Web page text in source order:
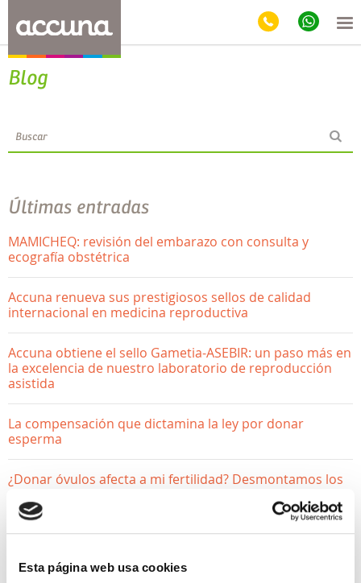
Esta página web usa cookies
Blog
Últimas entradas
MAMICHEQ: revisión del embarazo con consulta y
ecografía obstétrica
Accuna renueva sus prestigiosos sellos de calidad
internacional en medicina reproductiva
Accuna obtiene el sello Gametia-ASEBIR: un paso más en
la excelencia de nuestro laboratorio de reproducción
asistida
La compensación que dictamina la ley por donar
esperma
¿Donar óvulos afecta a mi fertilidad? Desmontamos los